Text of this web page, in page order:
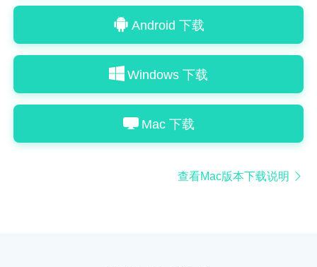
Android 下载
Windows 下载
Mac 下载
查看Mac版本下载说明